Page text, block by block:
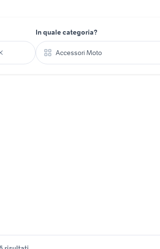
In quale categoria?
Accessori Moto